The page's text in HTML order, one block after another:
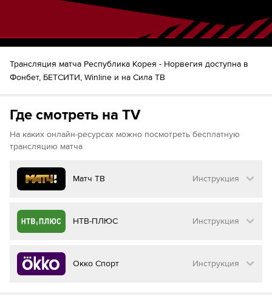
Трансляция матча Республика Корея - Норвегия доступна в
Фонбет, БЕТСИТИ, Winline и на Сила ТВ
Где смотреть на TV
На каких онлайн-ресурсах можно посмотреть бесплатную
трансляцию матча
Матч ТВ Инструкция
Как смотреть бесплатно трансляцию матча
Матч ТВ
Инструкция
Перейдите на сайт МАТЧ ТВ
НТВ-ПЛЮС Инструкция
Как смотреть бесплатно трансляцию матча
на НТВ ПЛЮС
Окко Спорт Инструкция